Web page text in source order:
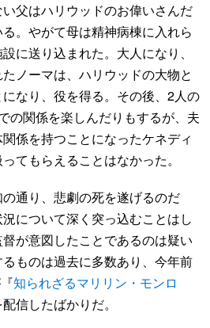
父はハリウッドのお偉いさんだ
。やがて母は精神病棟に入れら
に送り込まれた。大人になり、
ノーマは、ハリウッドの大物と
なり、役を得る。その後、2人の
の関係を楽しんだりもするが、夫
係を持つことになったケネディ
てもらえることはなかった。
通り、悲劇の死を遂げるのだ
について深く突っ込むことはし
が意図したことであるのは疑い
ものは過去に多数あり、今年前
知られざるマリリン・モンロ
信したばかりだ。